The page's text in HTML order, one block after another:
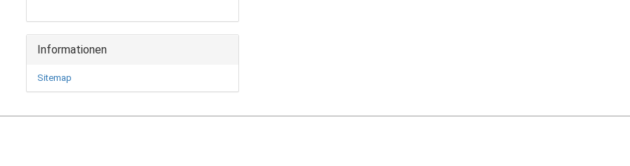
Informationen
Sitemap